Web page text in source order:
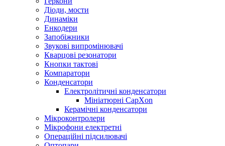
Діоди, мости
Динаміки
Енкодери
Запобіжники
Звукові випромінювачі
Кварцові резонатори
Кнопки тактові
Компаратори
Конденсатори
Електролітичні конденсатори
Мініатюрні CapXon
Керамічні конденсатори
Мікроконтролери
Мікрофони електретні
Операційні підсилювачі